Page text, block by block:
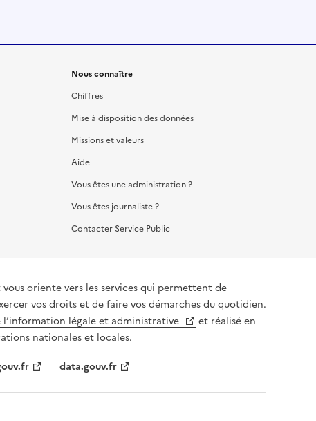
Nous connaître
Chiffres
Mise à disposition des données
Missions et valeurs
Aide
Vous êtes une administration ?
Vous êtes journaliste ?
Contacter Service Public
oriente vers les services qui permettent de
vos droits et de faire vos démarches du quotidien.
légale et administrative
et réalisé en
nationales et locales.
data.gouv.fr